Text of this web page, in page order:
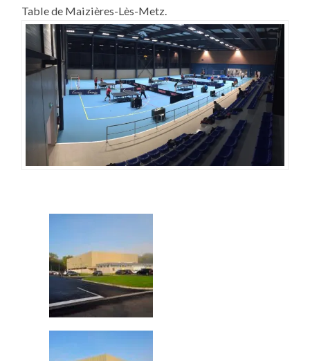
Table de Maizières-Lès-Metz.